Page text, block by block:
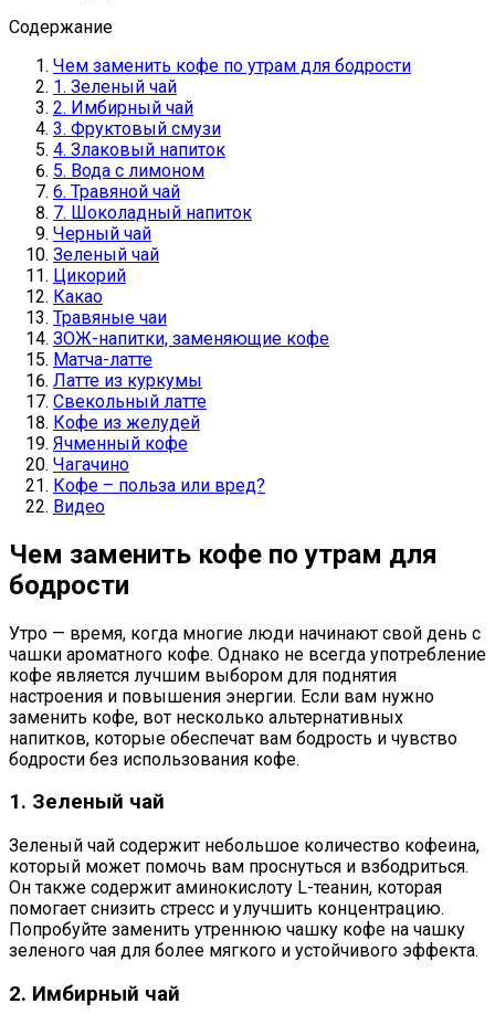
Содержание
Чем заменить кофе по утрам для бодрости
1. Зеленый чай
2. Имбирный чай
3. Фруктовый смузи
4. Злаковый напиток
5. Вода с лимоном
6. Травяной чай
7. Шоколадный напиток
Черный чай
Зеленый чай
Цикорий
Какао
Травяные чаи
ЗОЖ-напитки, заменяющие кофе
Матча-латте
Латте из куркумы
Свекольный латте
Кофе из желудей
Ячменный кофе
Чагачино
Кофе – польза или вред?
Видео
Чем заменить кофе по утрам для
бодрости
Утро — время, когда многие люди начинают свой день с
чашки ароматного кофе. Однако не всегда употребление
кофе является лучшим выбором для поднятия
настроения и повышения энергии. Если вам нужно
заменить кофе, вот несколько альтернативных
напитков, которые обеспечат вам бодрость и чувство
бодрости без использования кофе.
1. Зеленый чай
Зеленый чай содержит небольшое количество кофеина,
который может помочь вам проснуться и взбодриться.
Он также содержит аминокислоту L-теанин, которая
помогает снизить стресс и улучшить концентрацию.
Попробуйте заменить утреннюю чашку кофе на чашку
зеленого чая для более мягкого и устойчивого эффекта.
2. Имбирный чай